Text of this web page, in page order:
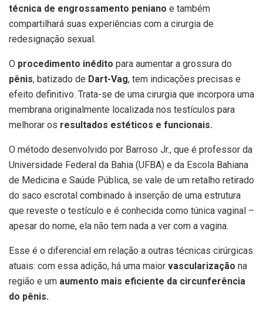
técnica de engrossamento peniano e também
compartilhará suas experiências com a cirurgia de
redesignação sexual.
O procedimento inédito para aumentar a grossura do
pênis, batizado de Dart-Vag, tem indicações precisas e
efeito definitivo. Trata-se de uma cirurgia que incorpora uma
membrana originalmente localizada nos testículos para
melhorar os resultados estéticos e funcionais.
O método desenvolvido por Barroso Jr., que é professor da
Universidade Federal da Bahia (UFBA) e da Escola Bahiana
de Medicina e Saúde Pública, se vale de um retalho retirado
do saco escrotal combinado à inserção de uma estrutura
que reveste o testículo e é conhecida como túnica vaginal –
apesar do nome, ela não tem nada a ver com a vagina.
Esse é o diferencial em relação a outras técnicas cirúrgicas
atuais: com essa adição, há uma maior vascularização na
região e um aumento mais eficiente da circunferência
do pênis.